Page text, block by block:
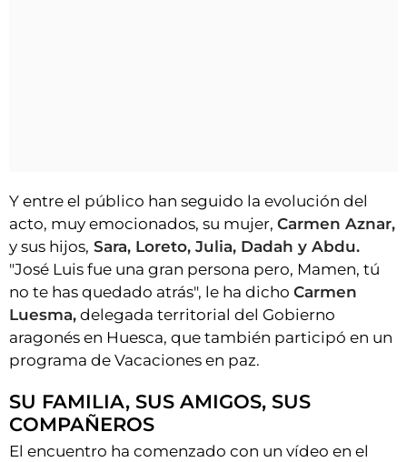
Y entre el público han seguido la evolución del
acto, muy emocionados, su mujer, Carmen Aznar,
y sus hijos, Sara, Loreto, Julia, Dadah y Abdu.
"José Luis fue una gran persona pero, Mamen, tú
no te has quedado atrás", le ha dicho Carmen
Luesma, delegada territorial del Gobierno
aragonés en Huesca, que también participó en un
programa de Vacaciones en paz.
SU FAMILIA, SUS AMIGOS, SUS
COMPAÑEROS
El encuentro ha comenzado con un vídeo en el